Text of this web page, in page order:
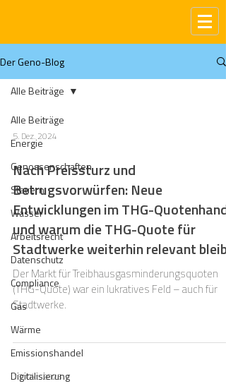
Der Geno-Blog
Alle Beiträge
Energie
Genossenschaften
Steuern
Wasser
Arbeitsrecht
Datenschutz
Compliance
Gas
Wärme
Emissionshandel
Digitalisierung
Alle Beiträge
5. Dez. 2024
Nach Preissturz und
Betrugsvorwürfen: Neue
Entwicklungen im THG-
und warum die THG-Quote für
Stadtwerke weiterhin relevant bleibt
Der Markt für Treibhausgasminderungsquoten
(THG-Quote) war ein lukratives Feld – auch für
Stadtwerke.
17. Okt. 2023